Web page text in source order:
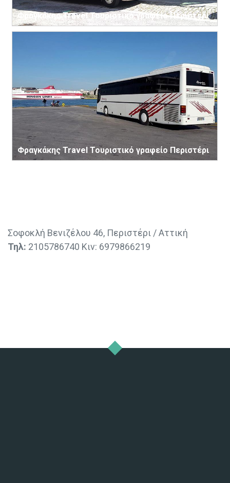
Φραγκάκης Travel Τουριστικό γραφείο Περιστέρι
Φραγκάκης Travel Τουριστικό γραφείο Περιστέρι
Σοφοκλή Βενιζέλου 46, Περιστέρι / Αττική
Τηλ: 2105786740 Κιν: 6979866219